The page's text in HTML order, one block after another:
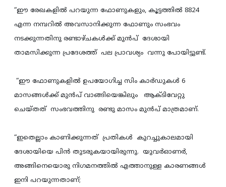
“ഈ രേഖകളില്‍ പറയുന്ന ഫോണുകളും, കൂട്ടത്തില്‍ 8824
എന്ന നമ്പറില്‍ അവസാനിക്കുന്ന ഫോണും സംഭവം
നടക്കുന്നതിനു രണ്ടാഴ്ചകള്‍ക്ക് മുന്‍പ് ദേശായി
താമസിക്കുന്ന പ്രദേശത്ത് പല പ്രാവശ്യം വന്നു പോയിട്ടുണ്ട്.
“ഈ ഫോണുകളില്‍ ഉപയോഗിച്ച സിം കാര്‍ഡുകള്‍ 6
മാസങ്ങള്‍ക്ക് മുന്‍പ് വാങ്ങിയെങ്കിലും ആക്ടിവേറ്റു
ചെയ്തത് സംഭവത്തിനു രണ്ടു മാസം മുന്‍പ് മാത്രമാണ്.
“ഇതെല്ലാം കാണിക്കുന്നത് പ്രതികള്‍ കുറച്ചുകാലമായി
ദേശായിയെ പിന്‍ തുടരുകയായിരുന്നു. യുവര്‍ഓണര്‍,
അങ്ങിനെയൊരു നിഗമനത്തില്‍ എത്താനുള്ള കാരണങ്ങള്‍
ഇനി പറയുന്നതാണ്;